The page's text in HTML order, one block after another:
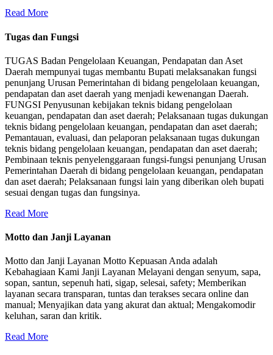
Read More
Tugas dan Fungsi
TUGAS Badan Pengelolaan Keuangan, Pendapatan dan Aset
Daerah mempunyai tugas membantu Bupati melaksanakan fungsi
penunjang Urusan Pemerintahan di bidang pengelolaan keuangan,
pendapatan dan aset daerah yang menjadi kewenangan Daerah.
FUNGSI Penyusunan kebijakan teknis bidang pengelolaan
keuangan, pendapatan dan aset daerah; Pelaksanaan tugas dukungan
teknis bidang pengelolaan keuangan, pendapatan dan aset daerah;
Pemantauan, evaluasi, dan pelaporan pelaksanaan tugas dukungan
teknis bidang pengelolaan keuangan, pendapatan dan aset daerah;
Pembinaan teknis penyelenggaraan fungsi-fungsi penunjang Urusan
Pemerintahan Daerah di bidang pengelolaan keuangan, pendapatan
dan aset daerah; Pelaksanaan fungsi lain yang diberikan oleh bupati
sesuai dengan tugas dan fungsinya.
Read More
Motto dan Janji Layanan
Motto dan Janji Layanan Motto Kepuasan Anda adalah
Kebahagiaan Kami Janji Layanan Melayani dengan senyum, sapa,
sopan, santun, sepenuh hati, sigap, selesai, safety; Memberikan
layanan secara transparan, tuntas dan terakses secara online dan
manual; Menyajikan data yang akurat dan aktual; Mengakomodir
keluhan, saran dan kritik.
Read More